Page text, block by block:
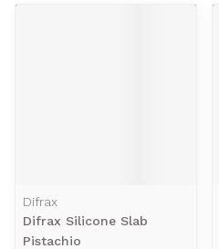
Difrax
Difrax Silicone Slab
Pistachio